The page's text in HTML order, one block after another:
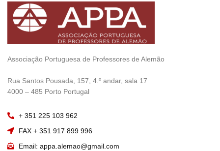
Associação Portuguesa de Professores de Alemão
Rua Santos Pousada, 157, 4.º andar, sala 17
4000 – 485 Porto Portugal
+ 351 225 103 962
FAX + 351 917 899 996
Email: appa.alemao@gmail.com